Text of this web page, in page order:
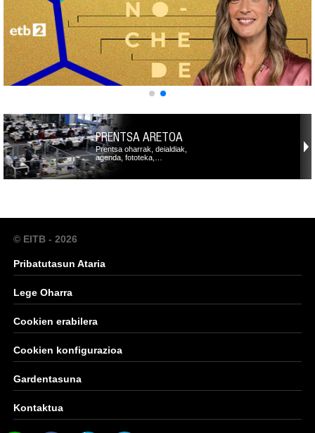
PRENTSA ARETOA
Prentsa oharrak, deialdiak,
agenda, fototeka,…
© EITB - 2026
Pribatutasun Ataria
Lege Oharra
Cookien erabilera
Cookien konfigurazioa
Gardentasuna
Kontaktua